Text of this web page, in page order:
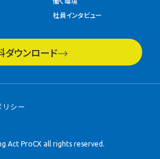
社員インタビュー
ダウンロード
リシー
Act ProCX all rights reserved.